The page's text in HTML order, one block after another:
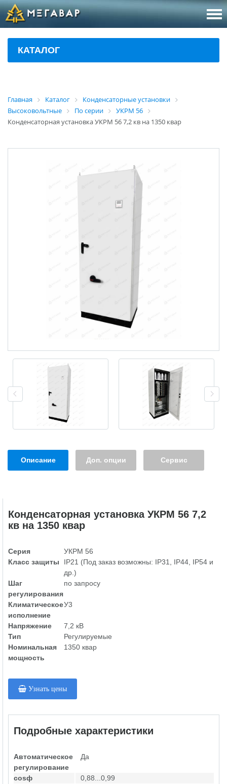
8
КАТАЛОГ
Главная Каталог
Конденсаторные установки
Высоковольтные
По серии
УКРМ 56
Конденсаторная установка УКРМ 56 7,2 кв на 1350 квар
Описание Доп. опции Сервис
Конденсаторная установка УКРМ 56 7,2
кв на 1350 квар
Серия
УКРМ 56
Класс защиты
IP21 (Под заказ возможны: IP31, IP44, IP54 и
др.)
Шаг
регулирования
по запросу
Климатическое
исполнение
У3
Напряжение
7,2 кВ
Тип
Регулируемые
Номинальная
мощность
1350 квар
Узнать цены
Подробные характеристики
Автоматическое
регулирование
Да
cosф
0,88...0,99